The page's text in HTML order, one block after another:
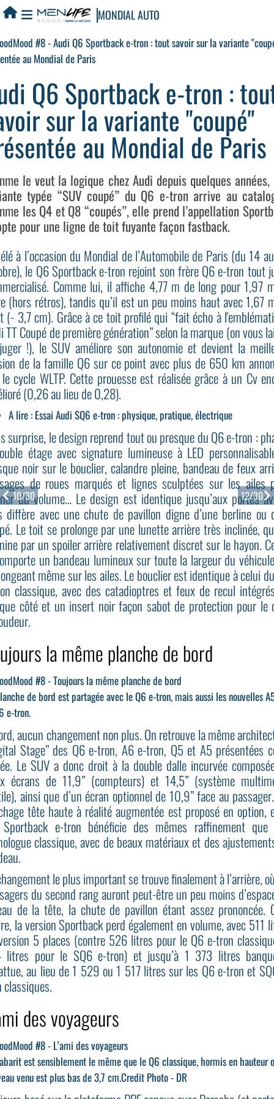
10/30
MONDIAL AUTO
Q6 Sportback e-tron :
sur la variante "coupé"
au Mondial de Paris
le veut la logique chez Audi depuis quelques années,
typée “SUV coupé” du Q6 e-tron arrive au
les Q4 et Q8 “coupés”, elle prend l’appellation
pour une ligne de toit fuyante façon fastback.
à l’occasion du Mondial de l’Automobile de Paris (du 14
le Q6 Sportback e-tron rejoint son frère Q6 e-tron tout
Comme lui, il affiche 4,77 m de long pour 1,97
(hors rétros), tandis qu’il est un peu moins haut avec 1,67
(- 3,7 cm). Grâce à ce toit profilé qui “fait écho à
TT Coupé de première génération” selon la marque (on vous
!), le SUV améliore son autonomie et devient la
de la famille Q6 sur ce point avec plus de 650 km
cycle WLTP. Cette prouesse est réalisée grâce à un Cv
(0,26 au lieu de 0,28).
A lire : Essai Audi SQ6 e-tron : physique, pratique, électrique
surprise, le design reprend tout ou presque du Q6 e-tron :
étage avec signature lumineuse à LED
noir sur le bouclier, calandre pleine, bandeau de feux
de roues marqués et lignes sculptées sur les ailes
du volume… Le design est identique jusqu’aux portes
diffère avec une chute de pavillon digne d’une berline ou
Le toit se prolonge par une lunette arrière très inclinée,
par un spoiler arrière relativement discret sur le hayon.
un bandeau lumineux sur toute la largeur du
même sur les ailes. Le bouclier est identique à celui
classique, avec des catadioptres et feux de recul
côté et un insert noir façon sabot de protection pour le
la même planche de bord
de bord est partagée avec le Q6 e-tron, mais aussi les nouvelles
e-tron.
aucun changement non plus. On retrouve la même
Stage” des Q6 e-tron, A6 e-tron, Q5 et A5 présentées
Le SUV a donc droit à la double dalle incurvée
écrans de 11,9” (compteurs) et 14,5” (système
ainsi que d’un écran optionnel de 10,9” face au
tête haute à réalité augmentée est proposé en option,
e-tron bénéficie des mêmes raffinement que
classique, avec de beaux matériaux et des
le plus important se trouve finalement à l’arrière,
du second rang auront peut-être un peu moins
de la tête, la chute de pavillon étant assez prononcée.
la version Sportback perd également en volume, avec 511
5 places (contre 526 litres pour le Q6 e-tron
litres pour le SQ6 e-tron) et jusqu’à 1 373 litres
au lieu de 1 529 ou 1 517 litres sur les Q6 e-tron et
des voyageurs
est sensiblement le même que le Q6 classique, hormis en hauteur
venu est plus bas de 3,7 cm.Credit Photo - DR
12/30